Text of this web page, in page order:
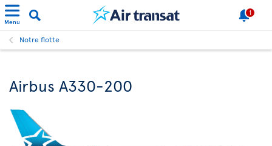
Menu
1
Notre flotte
Airbus A330-200